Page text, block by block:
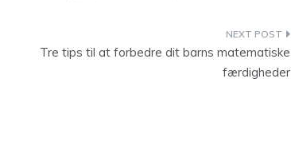
Tre tips til at forbedre dit barns matematiske
færdigheder